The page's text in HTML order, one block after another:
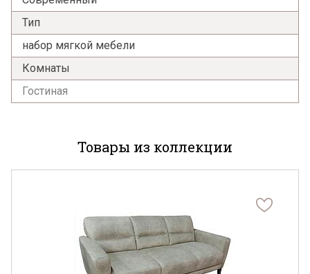
Тип
набор мягкой мебели
Комнаты
Гостиная
Товары из коллекции